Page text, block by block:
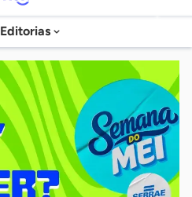
Agência
Sebrae
de
Notícias
Editorias
chave